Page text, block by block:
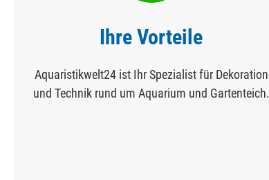
Ihre Vorteile
Aquaristikwelt24 ist Ihr Spezialist für Dekoration
und Technik rund um Aquarium und Gartenteich.